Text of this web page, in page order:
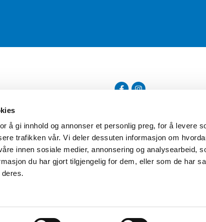
å gi innhold og annonser et personlig preg, for å levere
trafikken vår. Vi deler dessuten informasjon om
innen sosiale medier, annonsering og analysearbeid,
du har gjort tilgjengelig for dem, eller som de har
Torshov Sport har over 90 års
klubbhandel. Torshov Sport har
Drammen, Sandvika Storsenter